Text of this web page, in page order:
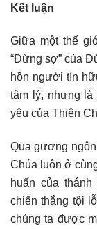
Kết luận
Giữa một thế
“Đừng sợ” của
hồn người tín
tâm lý, nhưng
yêu của Thiên
Qua gương
Chúa luôn ở
huấn của
chiến thắng tội
chúng ta được